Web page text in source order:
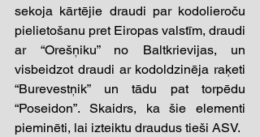
sekoja kārtējie draudi par kodolieroču
pielietošanu pret Eiropas valstīm, draudi
ar “Orešņiku” no Baltkrievijas, un
visbeidzot draudi ar kodoldzinēja raķeti
“Burevestņik” un tādu pat torpēdu
“Poseidon”. Skaidrs, ka šie elementi
pieminēti, lai izteiktu draudus tieši ASV.